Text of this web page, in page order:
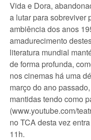
Vida e Dora,
a lutar para sobreviver
ambiência dos anos
amadurecimento
literatura mundial
de forma profunda,
nos cinemas há uma
março do ano
mantidas tendo como
(www.youtube.com/
no TCA desta vez
11h.